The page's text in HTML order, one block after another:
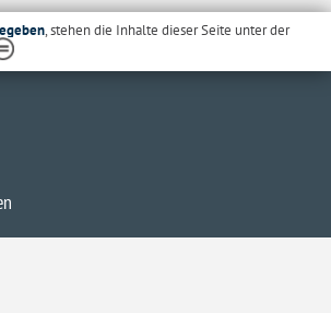
, stehen die Inhalte dieser Seite unter der